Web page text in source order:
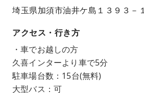
埼玉県加須市油井ケ島１３９３－
アクセス・行き方
・車でお越しの方
久喜インターより車で5分
駐車場台数：15台(無料)
大型バス：可